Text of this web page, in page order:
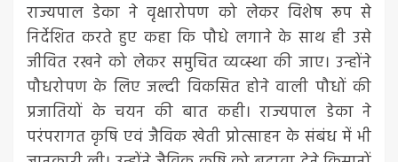
राज्यपाल डेका ने वृक्षारोपण को लेकर विशेष रूप से
निर्देशित करते हुए कहा कि पौधे लगाने के साथ ही उसे
जीवित रखने को लेकर समुचित व्यव्स्था की जाए। उन्होंने
पौधरोपण के लिए जल्दी विकसित होने वाली पौधों की
प्रजातियों के चयन की बात कही। राज्यपाल डेका ने
परंपरागत कृषि एवं जैविक खेती प्रोत्साहन के संबंध में भी